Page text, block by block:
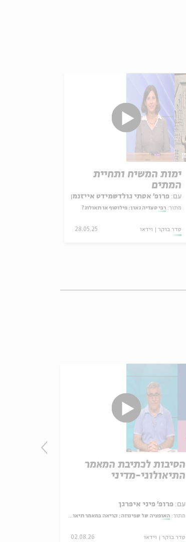
ימות המשיח ותחיית
המתים
עם: פרופ' אסתי גולדשמידט אייזנמן
מתוך: רבי סעדיה גאון: פילוסוף או תאולוג?
סדר בוקר וידאו 28.05.25
הסיבות לכתיבת המאמר
התיאולוגי-מדיני
עם: פרופ' פיני איפרגן
מתוך: האופציה של שפינוזה: קריאה במאמר תיאולוגי־מדיני
סדר בוקר וידאו 02.08.26